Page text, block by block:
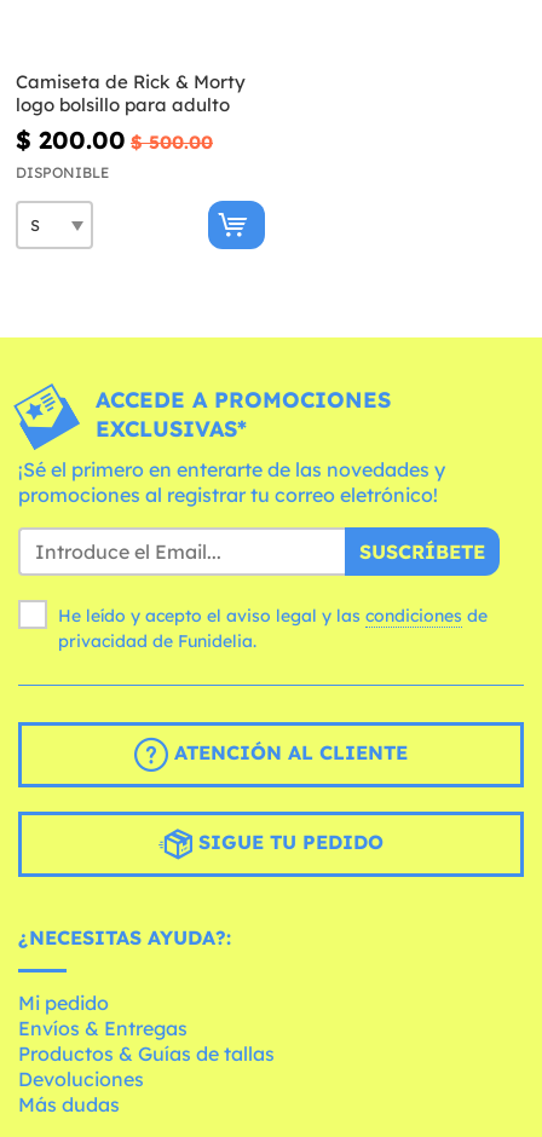
Camiseta de Rick & Morty
logo bolsillo para adulto
$ 200.00 $ 500.00
DISPONIBLE
ACCEDE A PROMOCIONES
EXCLUSIVAS*
¡Sé el primero en enterarte de las novedades y
promociones al registrar tu correo eletrónico!
SUSCRÍBETE
He leído y acepto el aviso legal y las condiciones
privacidad de Funidelia.
ATENCIÓN AL CLIENTE
SIGUE TU PEDIDO
¿NECESITAS AYUDA?:
Mi pedido
Envíos & Entregas
Productos & Guías de tallas
Devoluciones
Más dudas